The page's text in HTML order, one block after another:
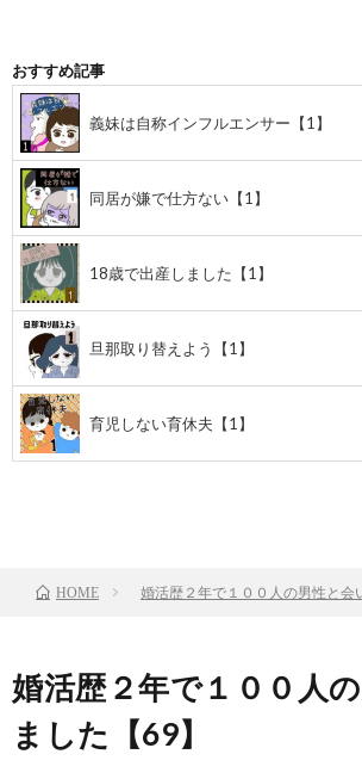
おすすめ記事
義妹は自称インフルエンサー【1】
同居が嫌で仕方ない【1】
18歳で出産しました【1】
旦那取り替えよう【1】
育児しない育休夫【1】
HOME 婚活歴２年で１００人の男性と会
婚活歴２年で１００人
ました【69】